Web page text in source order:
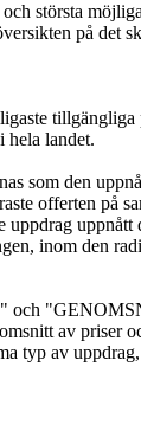
största
på det
tillgängliga
hela landet.
som den
offerten på
uppdrag uppnått
inom den
och
av priser
typ av